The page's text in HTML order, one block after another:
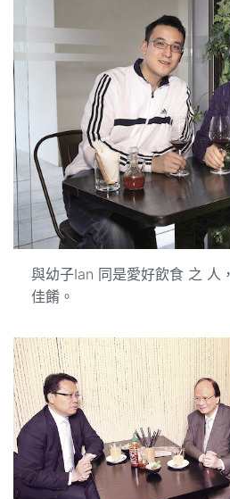
與幼子Ian 同是愛好飲食 之 人
佳餚。